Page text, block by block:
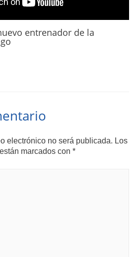
entrenador de la
electrónico no será publicada. Los
marcados con *